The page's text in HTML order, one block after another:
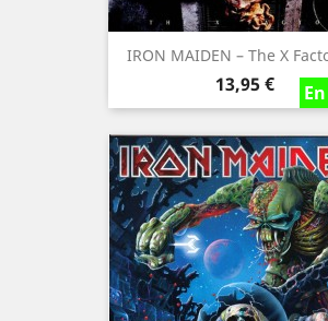
IRON MAIDEN – The X
Precio
13,95 €